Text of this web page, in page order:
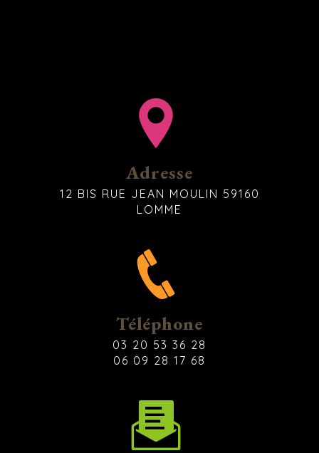
Adresse
12 BIS RUE JEAN MOULIN 59160
LOMME
Téléphone
03 20 53 36 28
06 09 28 17 68